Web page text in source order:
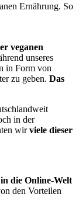
Ernährung. So
veganen
unseres
in Form von
zu geben. Das
in der
wirviele dieser
die Online-Welt
den Vorteilen